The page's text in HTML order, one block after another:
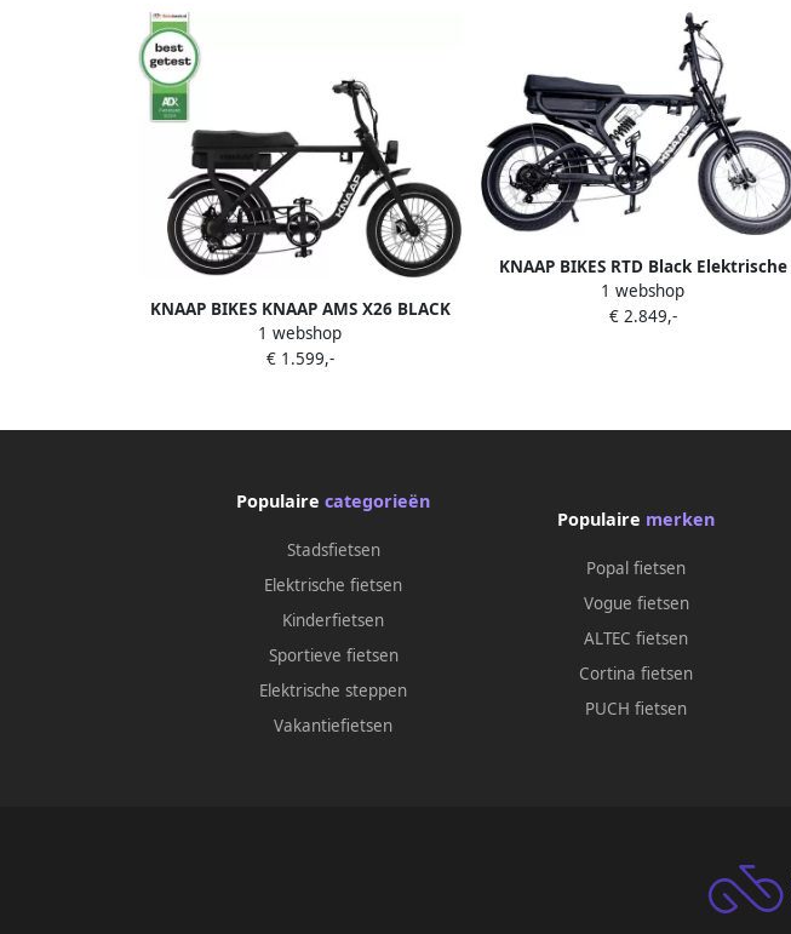
KNAAP BIKES KNAAP AMS X26 BLACK
Elektrische fatbike Best getest 2024
Rijklaar 2 jaar garantie Lid van RAI
1 webshop
€ 1.599,-
KNAAP BIKES RTD Black Elektrische
Fatbike Motor 36V 250W Accu 36V
21Ah (756Wh) Voor- en achtervering
1 webshop
€ 2.849,-
Populairecategorieën
Stadsfietsen
Elektrische fietsen
Kinderfietsen
Sportieve fietsen
Elektrische steppen
Vakantiefietsen
Populaire merken
Popal fietsen
Vogue fietsen
ALTEC fietsen
Cortina fietsen
PUCH fietsen